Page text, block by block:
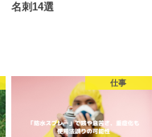
名刺14選
仕事